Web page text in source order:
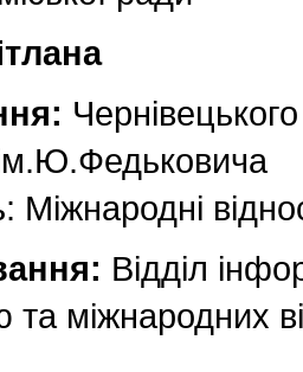
Міжнародні
Відділ
та міжнародних